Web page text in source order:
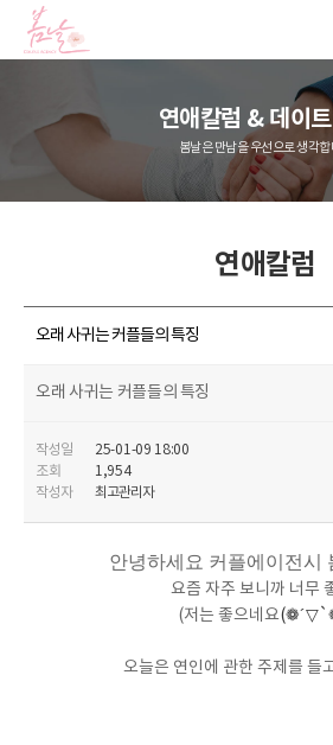
연애칼럼 & 데이
봄날은 만남을 우선으로 생각합
연애칼럼
오래 사귀는 커플들의 특징
오래 사귀는 커플들의 특징
작성일
25-01-09 18:00
조회
1,954
작성자
최고관리자
안녕하세요 커플에이전시
요즘 자주 보니까 너무
(저는 좋으네요
오늘은 연인에 관한 주제를 들